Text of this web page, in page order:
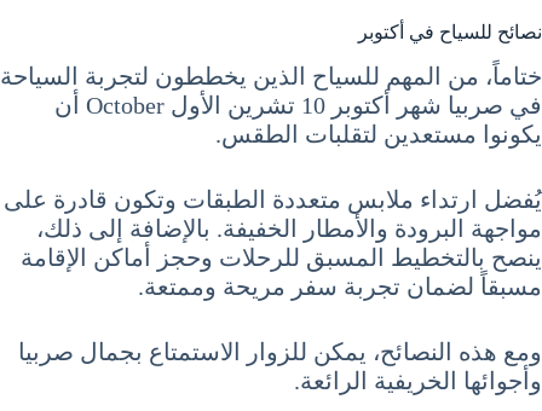
نصائح للسياح في أكتوبر
ختاماً، من المهم للسياح الذين يخططون لتجربة السياحة
في صربيا شهر أكتوبر 10 تشرين الأول October أن
يكونوا مستعدين لتقلبات الطقس.
يُفضل ارتداء ملابس متعددة الطبقات وتكون قادرة على
مواجهة البرودة والأمطار الخفيفة. بالإضافة إلى ذلك،
ينصح بالتخطيط المسبق للرحلات وحجز أماكن الإقامة
مسبقاً لضمان تجربة سفر مريحة وممتعة.
ومع هذه النصائح، يمكن للزوار الاستمتاع بجمال صربيا
وأجوائها الخريفية الرائعة.